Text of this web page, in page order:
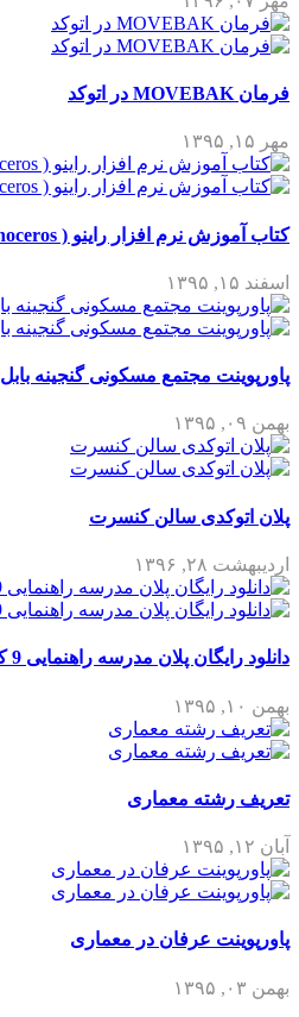
فرمان MOVEBAK در اتوکد
مهر ۱۵, ۱۳۹۵
کتاب آموزش نرم افزار راینو ( Rhinoceros )
اسفند ۱۵, ۱۳۹۵
پاورپوینت مجتمع مسکونی گنجینه بابل
بهمن ۰۹, ۱۳۹۵
پلان اتوکدی سالن کنسرت
اردیبهشت ۲۸, ۱۳۹۶
دانلود رایگان پلان مدرسه راهنمایی 9 کلاسه
بهمن ۱۰, ۱۳۹۵
تعریف رشته معماری
آبان ۱۲, ۱۳۹۵
پاورپوینت عرفان در معماری
بهمن ۰۳, ۱۳۹۵